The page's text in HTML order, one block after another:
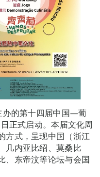
办的第十四届中国—葡
正式启动。本届文化周
方式，呈现中国（浙江
几内亚比绍、莫桑比
、东帝汶等论坛与会国